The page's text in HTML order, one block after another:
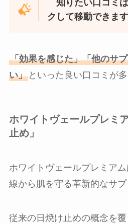
知りたい口コミ
クして移動できます
「効果を感じた」「他のサ
い」といった良い口コミが多
ホワイトヴェールプレミ
止め」
ホワイトヴェールプレミア
線から肌を守る革新的なサプ
従来の日焼け止めの概念を